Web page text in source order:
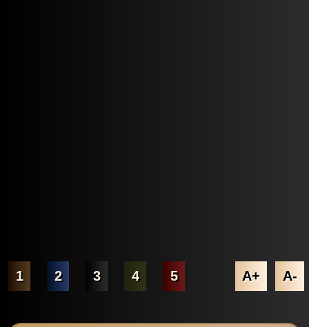
1 2 3 4 5 A+ A-